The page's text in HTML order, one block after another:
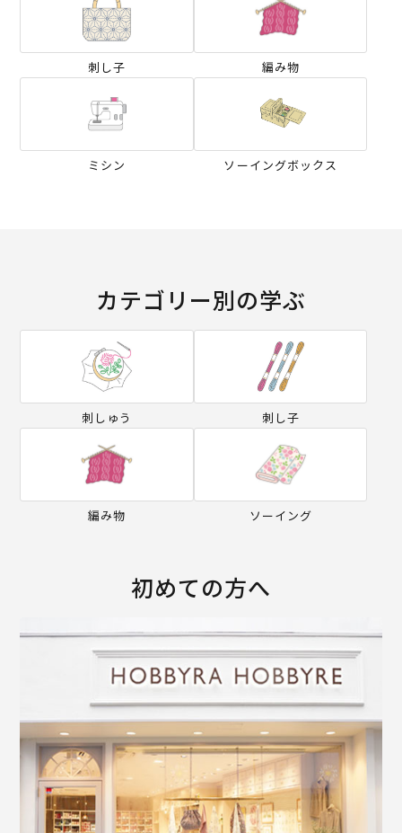
刺し子 編み物
ミシン ソーイングボックス
カテゴリー別の学ぶ
刺しゅう 刺し子
編み物 ソーイング
初めての方へ